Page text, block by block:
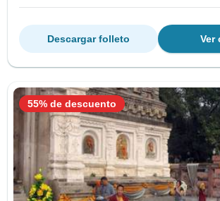
Ver
Descargar folleto
55% de descuento